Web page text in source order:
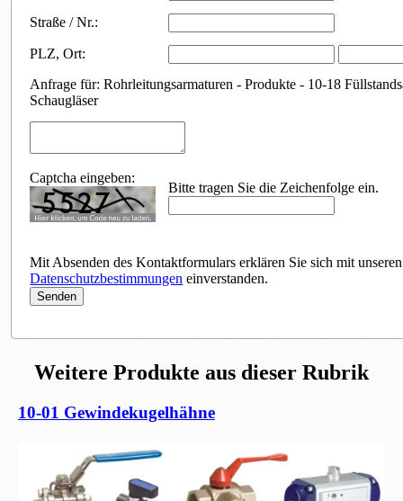
Straße / Nr.:
PLZ,Ort:
Anfrage für: Rohrleitungsarmaturen - Produkte - 10-18
Schaugläser
Captcha eingeben:
Bitte tragen Sie die Zeichenfolge ein.
Mit Absenden des Kontaktformulars erklären Sie sich mit unseren
Datenschutzbestimmungen einverstanden.
Weitere Produkte aus dieser Rubrik
10-01 Gewindekugelhähne